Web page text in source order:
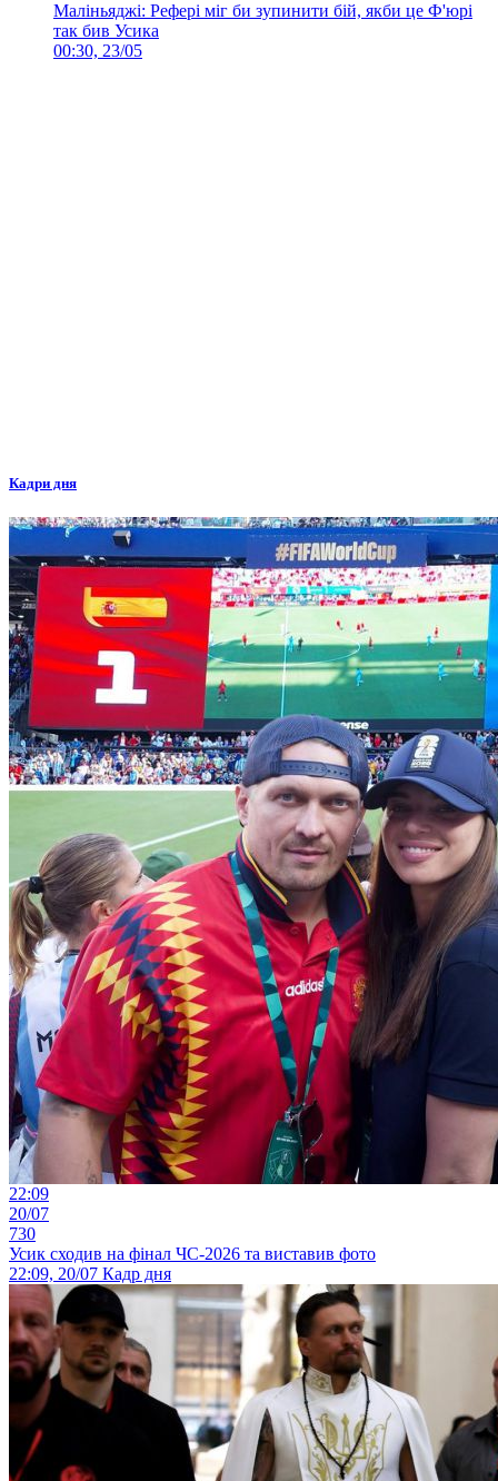
Маліньяджі: Рефері міг би зупинити бій, якби це Ф'юрі
так бив Усика
00:30, 23/05
Кадри дня
22:09
20/07
730
Усик сходив на фінал ЧС-2026 та виставив фото
22:09, 20/07 Кадр дня